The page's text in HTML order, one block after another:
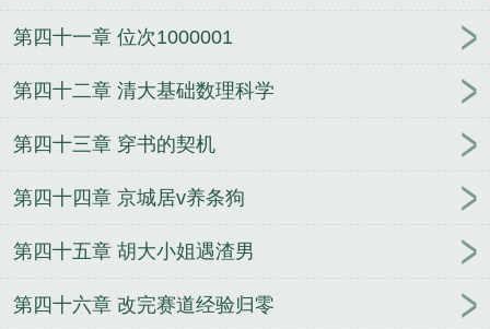
第四十一章 位次1000001
第四十二章 清大基础数理科学
第四十三章 穿书的契机
第四十四章 京城居v养条狗
第四十五章 胡大小姐遇渣男
第四十六章 改完赛道经验归零